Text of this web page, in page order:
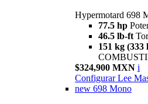
Hypermotard 698
77.5 hp
46.5 lb-ft
151 kg (333
$324,900 MXN i
Configurar Lee
new 698 Mono